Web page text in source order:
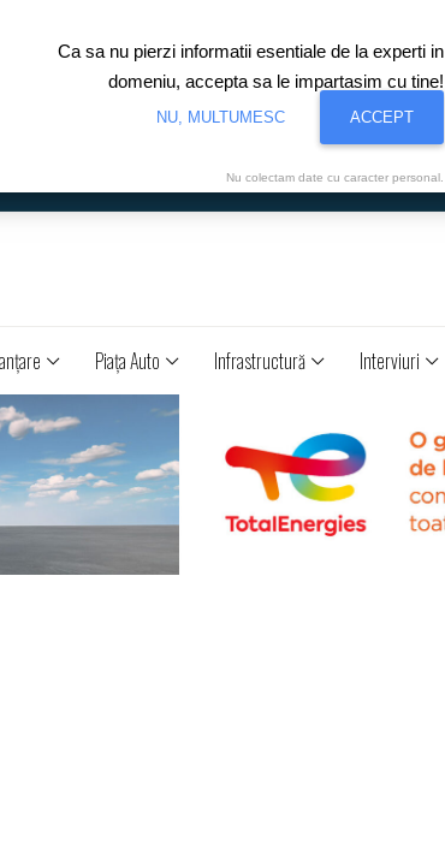
Piaţa Auto Infrastructură Interviuri
Ca sa nu pierzi informatii esentiale de la experti in
domeniu, accepta sa le impartasim cu tine!
NU, MULTUMESC ACCEPT
Nu colectam date cu caracter personal.